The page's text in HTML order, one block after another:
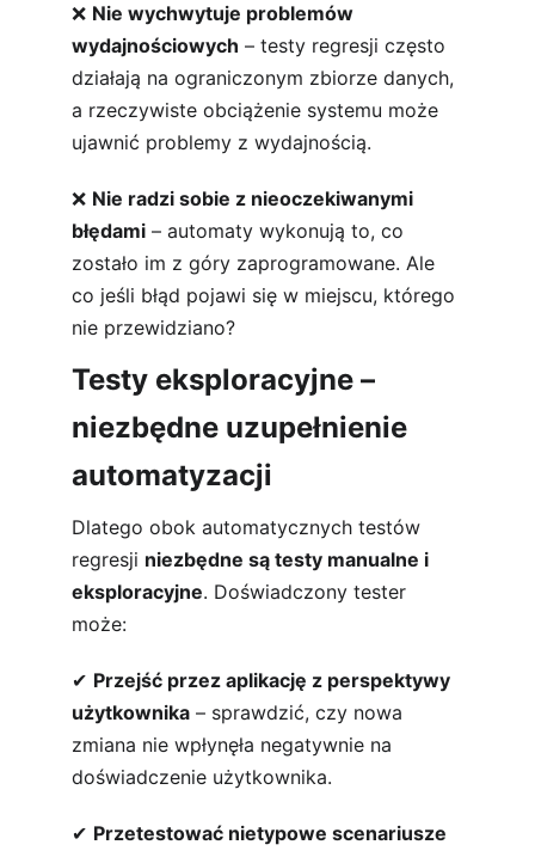
❌ Nie wychwytuje problemów
wydajnościowych – testy regresji często
działają na ograniczonym zbiorze danych,
a rzeczywiste obciążenie systemu może
ujawnić problemy z wydajnością.
❌ Nie radzi sobie z nieoczekiwanymi
błędami – automaty wykonują to, co
zostało im z góry zaprogramowane. Ale
co jeśli błąd pojawi się w miejscu, którego
nie przewidziano?
Testy eksploracyjne –
niezbędne uzupełnienie
automatyzacji
Dlatego obok automatycznych testów
regresji niezbędne są testy manualne i
eksploracyjne. Doświadczony tester
może:
✔ Przejść przez aplikację z perspektywy
użytkownika – sprawdzić, czy nowa
zmiana nie wpłynęła negatywnie na
doświadczenie użytkownika.
✔ Przetestować nietypowe scenariusze